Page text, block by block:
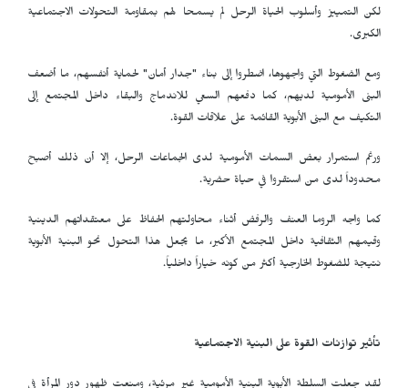
لكن التمييز وأسلوب الحياة الرحل لم يسمحا لهم بمقاومة التحولات الاجتماعية
الكبرى.
ومع الضغوط التي واجهوها، اضطروا إلى بناء "جدار أمان" لحماية أنفسهم، ما أضعف
البنى الأمومية لديهم، كما دفعهم السعي للاندماج والبقاء داخل المجتمع إلى
التكيف مع البنى الأبوية القائمة على علاقات القوة.
ورغم استمرار بعض السمات الأمومية لدى الجماعات الرحل، إلا أن ذلك أصبح
محدوداً لدى من استقروا في حياة حضرية.
كما واجه الروما العنف والرفض أثناء محاولتهم الحفاظ على معتقداتهم الدينية
وقيمهم الثقافية داخل المجتمع الأكبر، ما يجعل هذا التحول نحو البنية الأبوية
نتيجة للضغوط الخارجية أكثر من كونه خياراً داخلياً.
تأثير توازنات القوة على البنية الاجتماعية